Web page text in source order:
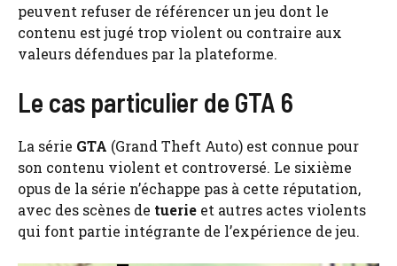
peuvent refuser de référencer un jeu dont le
contenu est jugé trop violent ou contraire aux
valeurs défendues par la plateforme.
Le cas particulier de GTA 6
La série GTA (Grand Theft Auto) est connue pour
son contenu violent et controversé. Le sixième
opus de la série n’échappe pas à cette réputation,
avec des scènes de tuerie et autres actes violents
qui font partie intégrante de l’expérience de jeu.